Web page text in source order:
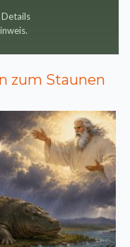
Details
zum Staunen